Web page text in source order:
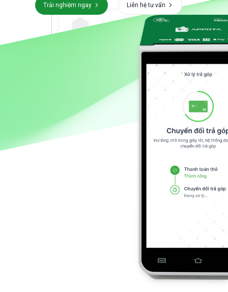
Trải nghiệm ngay Liên hệ tư vấn